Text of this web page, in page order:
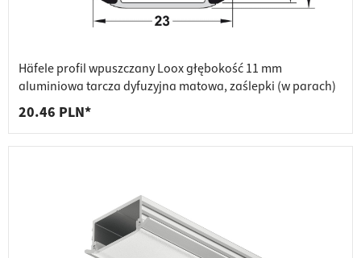
Häfele profil wpuszczany Loox głębokość 11 mm
aluminiowa tarcza dyfuzyjna matowa, zaślepki (w parach)
20.46 PLN*